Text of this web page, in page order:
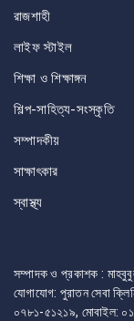
রাজশাহী
লাইফ স্টাইল
শিক্ষা ও শিক্ষাঙ্গন
শিল্প-সাহিত্য-সংস্কৃতি
সম্পাদকীয়
সাক্ষাৎকার
স্বাস্থ্য
সম্পাদক ও প্রকাশক :
যোগাযোগ: পুরাতন সেবা
০৭৮১-৫১২১৯, মোবাইল: